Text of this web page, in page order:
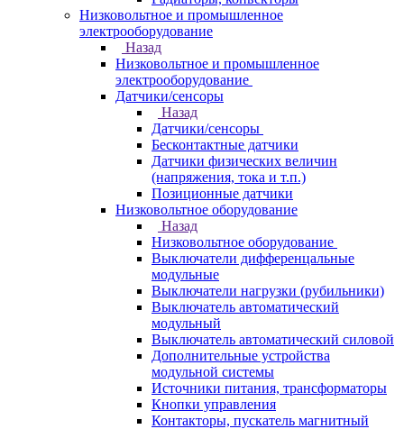
Низковольтное и промышленное
электрооборудование
Назад
Низковольтное и промышленное
электрооборудование
Датчики/сенсоры
Назад
Датчики/сенсоры
Бесконтактные датчики
Датчики физических величин
(напряжения, тока и т.п.)
Позиционные датчики
Низковольтное оборудование
Назад
Низковольтное оборудование
Выключатели дифференцальные
модульные
Выключатели нагрузки (рубильники)
Выключатель автоматический
модульный
Выключатель автоматический силовой
Дополнительные устройства
модульной системы
Источники питания, трансформаторы
Кнопки управления
Контакторы, пускатель магнитный